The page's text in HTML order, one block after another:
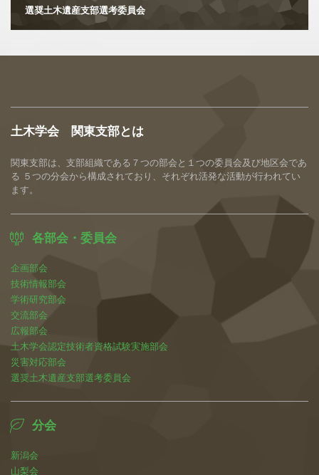
選奨土木遺産支部選考委員会
土木学会 関東支部とは
関東支部は、支部組織である７つの部会と１つの委員会及び地区会であ
る ５つの分会から構成されており、それぞれ活発な活動が行われてい
ます。
各部会・委員会
企画部会
技術情報部会
学術研究部会
交流部会
広報部会
土木学会認定技術者資格試験実施部会
災害対応部会
選奨土木遺産支部選考委員会
分会
新潟会
山梨会